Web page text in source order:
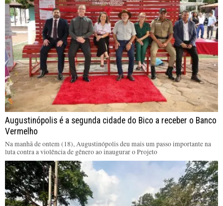
Augustinópolis é a segunda cidade do Bico a receber o Banco
Vermelho
Na manhã de ontem (18), Augustinópolis deu mais um passo importante na
luta contra a violência de gênero ao inaugurar o Projeto